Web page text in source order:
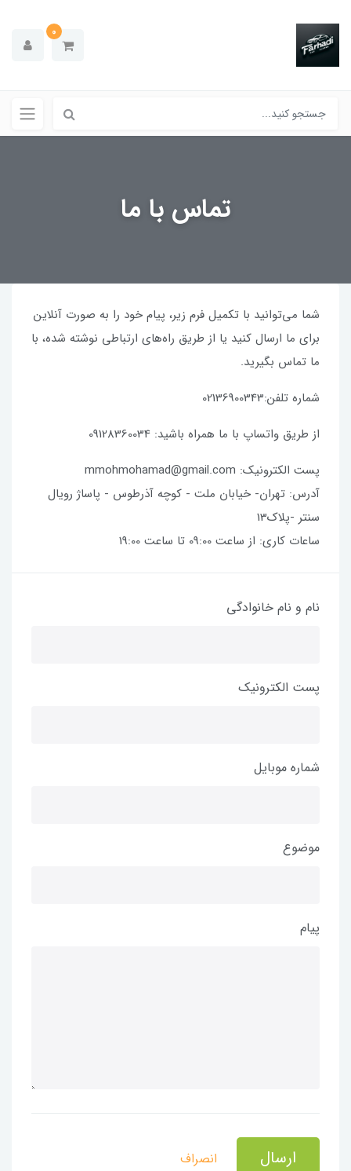
0
تماس با ما
شما می‌توانید با تکمیل فرم زیر، پیام خود را به صورت آنلاین
برای ما ارسال کنید یا از طریق راه‌های ارتباطی نوشته شده، با
ما تماس بگیرید.
شماره تلفن:02136900343
از طریق واتساپ با ما همراه باشید: 09128360034
پست الکترونیک: mmohmohamad@gmail.com
آدرس: تهران- خیابان ملت - کوچه آذرطوس - پاساژ رویال
سنتر -پلاک13
ساعات کاری: از ساعت 09:00 تا ساعت 19:00
نام و نام خانوادگی
پست الکترونیک
شماره موبایل
موضوع
پیام
ارسال انصراف